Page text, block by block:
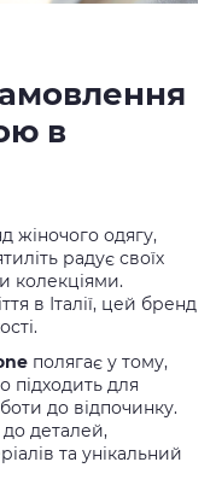
в
жіночого одягу,
радує своїх
колекціями.
в Італії, цей бренд
полягає у тому,
підходить для
до відпочинку.
деталей,
та унікальний